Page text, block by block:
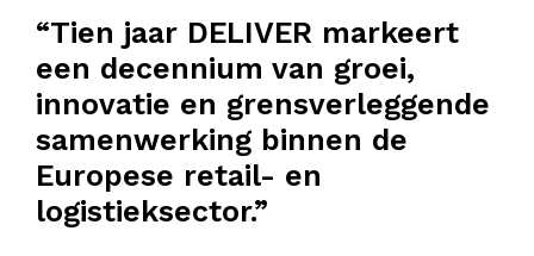
“Tien jaar DELIVER markeert
een decennium van groei,
innovatie en grensverleggende
samenwerking binnen de
Europese retail- en
logistieksector.”